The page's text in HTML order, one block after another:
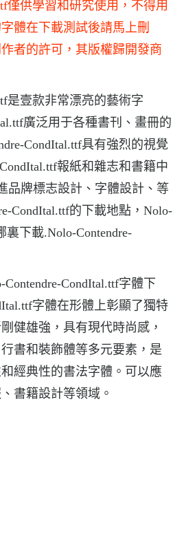
僅供學習和研究使用，不得用
體在下載測試後請馬上刪
者的許可，其版權歸開發商
是壹款非常漂亮的藝術字
廣泛用于各種書刊、畫冊的
CondItal.ttf具有強烈的視覺
報紙和雜志和書籍中
品牌標志設計、字體設計、等
CondItal.ttf的下載地點，Nolo-
裏下載.Nolo-Contendre-
CondItal.ttf字體下
字體在形體上彰顯了獨特
健雄強，具有現代時尚感，
書和裝飾體等多元要素，是
經典性的書法字體。可以應
書籍設計等領域。